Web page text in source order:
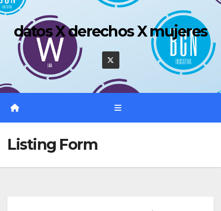
Saltar
contenido
datos X derechos X mujeres
Listing Form